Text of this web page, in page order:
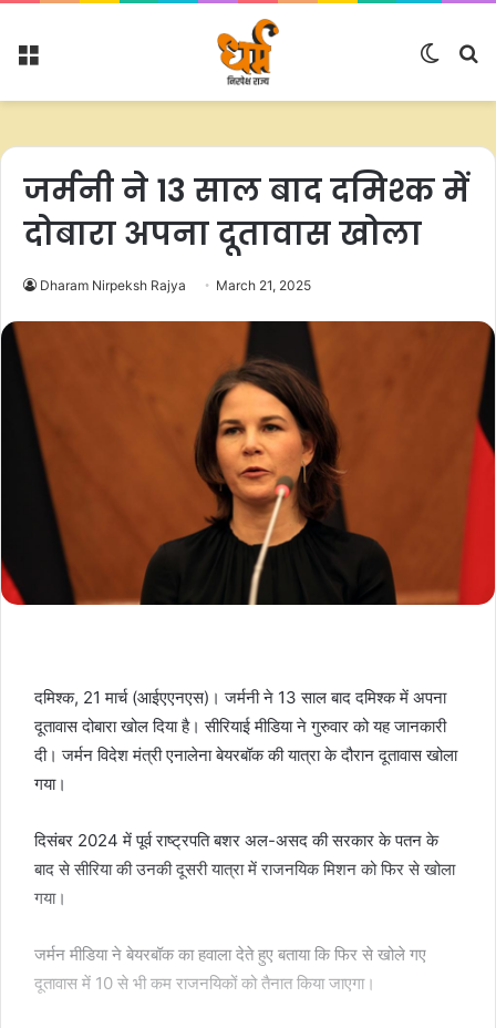
Menu
Switch
जर्मनी ने 13 साल बाद दमिश्क में
दोबारा अपना दूतावास खोला
Dharam Nirpeksh Rajya March 21, 2025
दमिश्क, 21 मार्च (आईएएनएस)। जर्मनी ने 13 साल बाद दमिश्क में अपना
दूतावास दोबारा खोल दिया है। सीरियाई मीडिया ने गुरुवार को यह जानकारी
दी। जर्मन विदेश मंत्री एनालेना बेयरबॉक की यात्रा के दौरान दूतावास खोला
गया।
दिसंबर 2024 में पूर्व राष्ट्रपति बशर अल-असद की सरकार के पतन के
बाद से सीरिया की उनकी दूसरी यात्रा में राजनयिक मिशन को फिर से खोला
गया।
जर्मन मीडिया ने बेयरबॉक का हवाला देते हुए बताया कि फिर से खोले गए
दूतावास में 10 से भी कम राजनयिकों को तैनात किया जाएगा।